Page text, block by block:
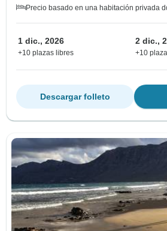
Precio basado en una habitación privada
1 dic., 2026
+10 plazas libres
2 dic.,
+10
Descargar folleto